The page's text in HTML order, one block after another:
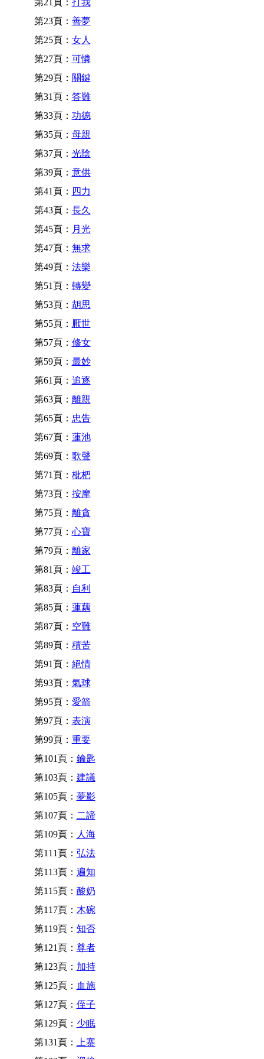
第23頁： 善夢
第25頁： 女人
第27頁： 可憐
第29頁： 關鍵
第31頁： 答難
第33頁： 功德
第35頁： 母親
第37頁： 光陰
第39頁： 意供
第41頁： 四力
第43頁： 長久
第45頁： 月光
第47頁： 無求
第49頁： 法樂
第51頁： 轉變
第53頁： 胡思
第55頁： 厭世
第57頁： 修女
第59頁： 最妙
第61頁： 追逐
第63頁： 離親
第65頁： 忠告
第67頁： 蓮池
第69頁： 歌聲
第71頁： 枇杷
第73頁： 按摩
第75頁： 離貪
第77頁： 心寶
第79頁： 離家
第81頁： 竣工
第83頁： 自利
第85頁： 蓮藕
第87頁： 空難
第89頁： 積苦
第91頁： 絕情
第93頁： 氣球
第95頁： 愛箭
第97頁： 表演
第99頁： 重要
第101頁： 鑰匙
第103頁： 建議
第105頁： 夢影
第107頁： 二諦
第109頁： 人海
第111頁： 弘法
第113頁： 遍知
第115頁： 酸奶
第117頁： 木碗
第119頁： 知否
第121頁： 尊者
第123頁： 加持
第125頁： 血施
第127頁： 侄子
第129頁： 少眠
第131頁：
上寨